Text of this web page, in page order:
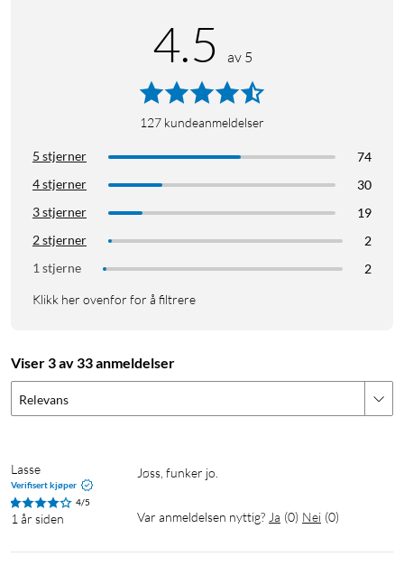
4.5 av 5
127 kundeanmeldelser
5 stjerner
74
4 stjerner
30
3 stjerner
19
2 stjerner
2
1 stjerne
2
Klikk her ovenfor for å filtrere
Viser 3 av 33 anmeldelser
Relevans
Lasse
Verifisert kjøper
4/5
1 år siden
Jøss, funker jo.
Var anmeldelsen nyttig? Ja (0) Nei (0)